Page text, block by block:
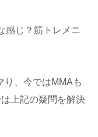
感じ？筋トレメニ
り、今ではMMAも
上記の疑問を解決